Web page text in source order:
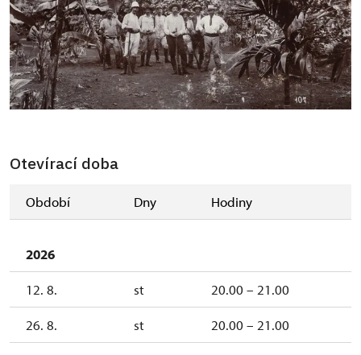
Otevírací doba
Období Dny Hodiny
2026
12. 8. st 20.00 – 21.00
26. 8. st 20.00 – 21.00